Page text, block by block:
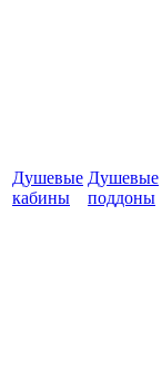
Душевые
кабины
Душевые
поддоны